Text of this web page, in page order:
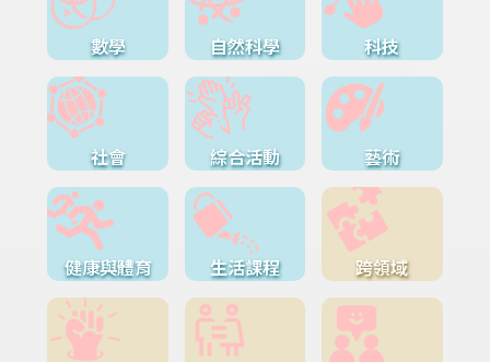
數學 自然科學 科技
社會 綜合活動 藝術
健康與體育 生活課程 跨領域